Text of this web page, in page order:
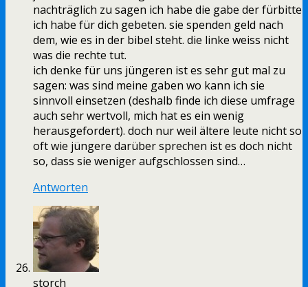
nachträglich zu sagen ich habe die gabe der fürbitte
ich habe für dich gebeten. sie spenden geld nach
dem, wie es in der bibel steht. die linke weiss nicht
was die rechte tut.
ich denke für uns jüngeren ist es sehr gut mal zu
sagen: was sind meine gaben wo kann ich sie
sinnvoll einsetzen (deshalb finde ich diese umfrage
auch sehr wertvoll, mich hat es ein wenig
herausgefordert). doch nur weil ältere leute nicht so
oft wie jüngere darüber sprechen ist es doch nicht
so, dass sie weniger aufgschlossen sind…
Antworten
storch